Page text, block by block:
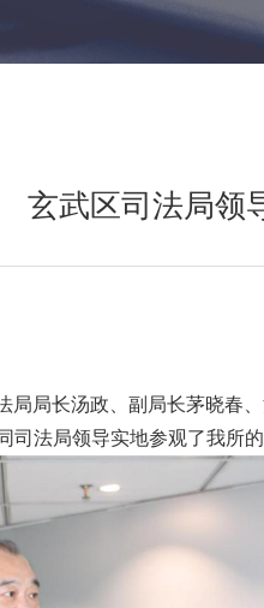
玄武区司法局领
局局长汤政、副局长茅晓春
司法局领导实地参观了我所